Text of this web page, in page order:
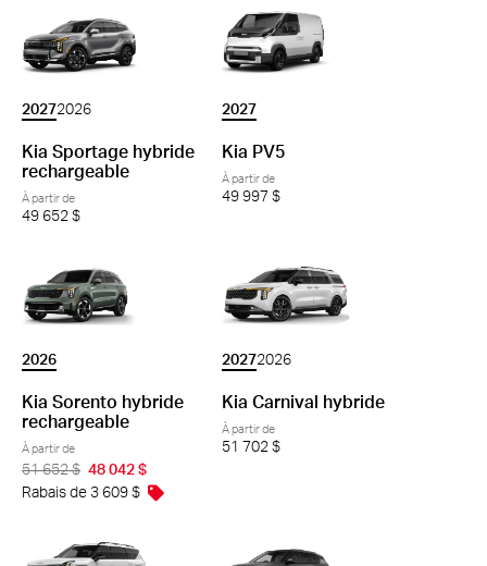
20272026
Kia Sportage hybride
rechargeable
À partir de
49 652 $
2027
Kia PV5
À partir de
49 997 $
2026
Kia Sorento hybride
rechargeable
À partir de
51 652 $ 48 042 $
Rabais de 3 609 $
20272026
Kia Carnival hybride
À partir de
51 702 $